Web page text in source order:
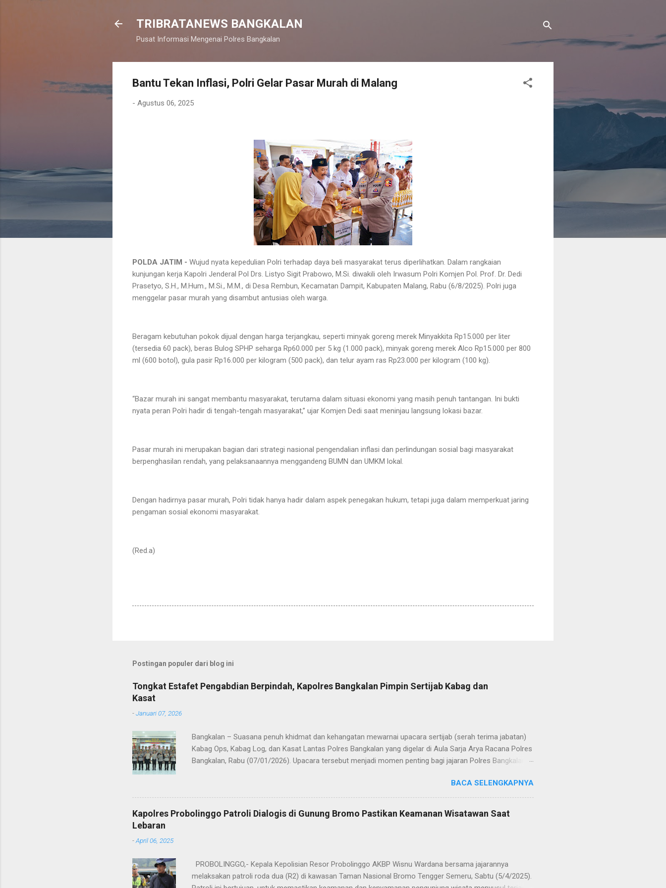
TRIBRATANEWS BANGKALAN
Pusat Informasi Mengenai Polres Bangkalan
Bantu Tekan Inflasi, Polri Gelar Pasar Murah di Malang
- Agustus 06, 2025
POLDA JATIM - Wujud nyata kepedulian Polri terhadap daya beli masyarakat terus diperlihatkan. Dalam rangkaian
kunjungan kerja Kapolri Jenderal Pol Drs. Listyo Sigit Prabowo, M.Si. diwakili oleh Irwasum Polri Komjen Pol. Prof. Dr. Dedi
Prasetyo, S.H., M.Hum., M.Si., M.M., di Desa Rembun, Kecamatan Dampit, Kabupaten Malang, Rabu (6/8/2025). Polri juga
menggelar pasar murah yang disambut antusias oleh warga.
Beragam kebutuhan pokok dijual dengan harga terjangkau, seperti minyak goreng merek Minyakkita Rp15.000 per liter
(tersedia 60 pack), beras Bulog SPHP seharga Rp60.000 per 5 kg (1.000 pack), minyak goreng merek Alco Rp15.000 per 800
ml (600 botol), gula pasir Rp16.000 per kilogram (500 pack), dan telur ayam ras Rp23.000 per kilogram (100 kg).
“Bazar murah ini sangat membantu masyarakat, terutama dalam situasi ekonomi yang masih penuh tantangan. Ini bukti
nyata peran Polri hadir di tengah-tengah masyarakat,” ujar Komjen Dedi saat meninjau langsung lokasi bazar.
Pasar murah ini merupakan bagian dari strategi nasional pengendalian inflasi dan perlindungan sosial bagi masyarakat
berpenghasilan rendah, yang pelaksanaannya menggandeng BUMN dan UMKM lokal.
Dengan hadirnya pasar murah, Polri tidak hanya hadir dalam aspek penegakan hukum, tetapi juga dalam memperkuat jaring
pengaman sosial ekonomi masyarakat.
(Red.a)
Postingan populer dari blog ini
Tongkat Estafet Pengabdian Berpindah, Kapolres Bangkalan Pimpin Sertijab Kabag dan
Kasat
-Januari 07, 2026
Bangkalan – Suasana penuh khidmat dan kehangatan mewarnai upacara sertijab (serah terima jabatan)
Kabag Ops, Kabag Log, dan Kasat Lantas Polres Bangkalan yang digelar di Aula Sarja Arya Racana Polres
Bangkalan, Rabu (07/01/2026). Upacara tersebut menjadi momen penting bagi jajaran Polres Bangkalan,
kesinambungan pengabdian kepada masyarakat. Dalam sertijab tersebut, KOMPOL Hery Kusnanto, S.H.,
M.H. resmi menyerahkan jabatan Kabag Log Polres Bangkalan untuk mengemban amanah baru sebagai
Wakapolres Sampang. Jabatan Kabag Log Polres Bangkalan selanjutnya dijabat oleh KOMPOL Moch.
Rifai, S.H., M.H. , yang sebelumnya mengemban tugas sebagai Kabag Ops Polres Bangkalan. Sementara
BACA SELENGKAPNYA
Kapolres Probolinggo Patroli Dialogis di Gunung Bromo Pastikan Keamanan Wisatawan Saat
Lebaran
-April 06, 2025
PROBOLINGGO,- Kepala Kepolisian Resor Probolinggo AKBP Wisnu Wardana bersama jajarannya
melaksakan patroli roda dua (R2) di kawasan Taman Nasional Bromo Tengger Semeru, Sabtu (5/4/2025).